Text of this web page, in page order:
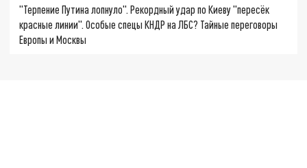
"Терпение Путина лопнуло". Рекордный удар по Киеву "пересёк
красные линии". Особые спецы КНДР на ЛБС? Тайные переговоры
Европы и Москвы